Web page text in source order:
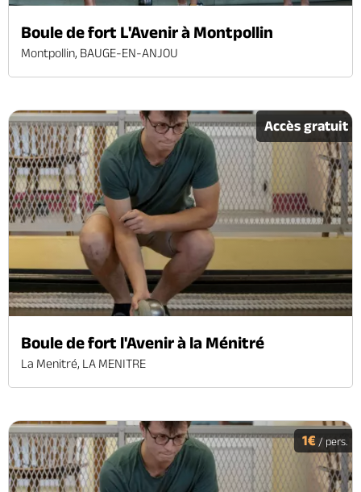
Boule de fort L'Avenir à Montpollin
Montpollin, BAUGE-EN-ANJOU
Accès gratuit
Boule de fort l'Avenir à la Ménitré
La Menitré, LA MENITRE
1€ / pers.